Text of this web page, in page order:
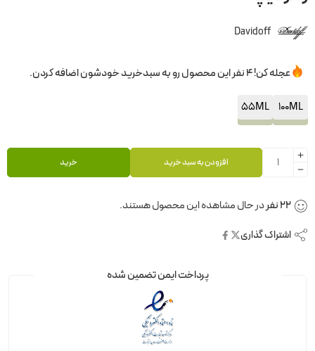
Davidoff
عجله کن! 4 نفر این محصول رو به سبدخرید خودشون اضافه کردن.
100ML
55ML
افزودن به سبد خرید خرید
22نفردر حال مشاهده این محصول هستند.
اشتراک گذاری
پرداخت ایمن تضمین شده